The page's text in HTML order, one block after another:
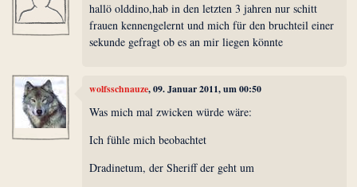
hallö olddino,hab in den letzten 3 jahren nur schitt
frauen kennengelernt und mich für den bruchteil einer
sekunde gefragt ob es an mir liegen könnte
wolfsschnauze, 09. Januar 2011, um 00:50
Was mich mal zwicken würde wäre:
Ich fühle mich beobachtet
Dradinetum, der Sheriff der geht um